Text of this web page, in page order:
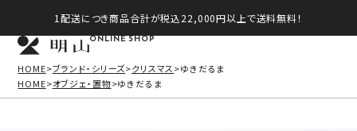
1配送につき商品合計が税込22,000円以上で送料無料！
ONLINE SHOP
HOME ブランド・シリーズ クリスマス
ゆきだるま
HOME
オブジェ・置物 ゆきだるま